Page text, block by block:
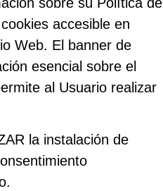
accesible en
Web. El banner de
esencial sobre el
al Usuario realizar
la instalación de